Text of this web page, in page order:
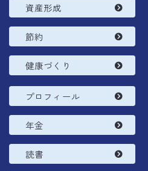
資産形成
節約
健康づくり
プロフィール
年金
読書